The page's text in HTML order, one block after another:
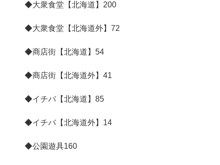
◆大衆食堂【北海道】 200
◆大衆食堂【北海道外】 72
◆商店街【北海道】 54
◆商店街【北海道外】 41
◆イチバ【北海道】 85
◆イチバ【北海道外】 14
◆公園遊具160